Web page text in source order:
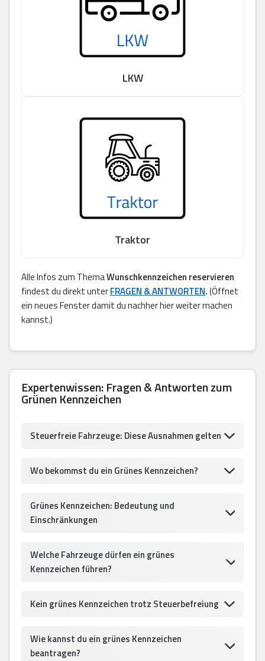
LKW
Traktor
Alle Infos zum ThemaWunschkennzeichen reservieren
findest du direkt unterFRAGEN & ANTWORTEN.(Öffnet
ein neues Fenster damit du nachher hier weiter machen
kannst.)
Expertenwissen: Fragen & Antworten zum
Grünen Kennzeichen
Steuerfreie Fahrzeuge: Diese Ausnahmen gelten
Wo bekommst du ein Grünes Kennzeichen?
Grünes Kennzeichen: Bedeutung und
Einschränkungen
Welche Fahrzeuge dürfen ein grünes
Kennzeichen führen?
Kein grünes Kennzeichen trotz Steuerbefreiung
Wie kannst du ein grünes Kennzeichen
beantragen?